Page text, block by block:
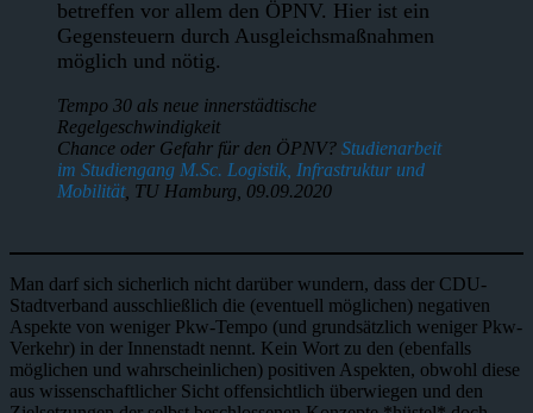
betreffen vor allem den ÖPNV. Hier ist ein
Gegensteuern durch Ausgleichsmaßnahmen
möglich und nötig.
Tempo 30 als neue innerstädtische
Regelgeschwindigkeit
Chance oder Gefahr für den ÖPNV? Studienarbeit
im Studiengang M.Sc. Logistik, Infrastruktur und
Mobilität, TU Hamburg, 09.09.2020
Man darf sich sicherlich nicht darüber wundern, dass der CDU-
Stadtverband ausschließlich die (eventuell möglichen) negativen
Aspekte von weniger Pkw-Tempo (und grundsätzlich weniger Pkw-
Verkehr) in der Innenstadt nennt. Kein Wort zu den (ebenfalls
möglichen und wahrscheinlichen) positiven Aspekten, obwohl diese
aus wissenschaftlicher Sicht offensichtlich überwiegen und den